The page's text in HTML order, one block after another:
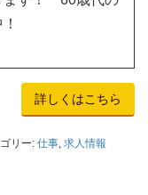
詳しくはこちら
リー: 仕事 求人情報